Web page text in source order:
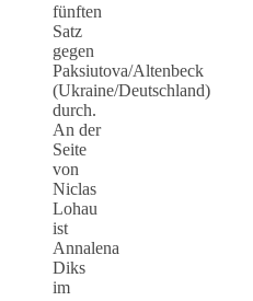
fünften
Satz
gegen
Paksiutova/Altenbeck
(Ukraine/Deutschland)
durch.
An der
Seite
von
Niclas
Lohau
ist
Annalena
Diks
im